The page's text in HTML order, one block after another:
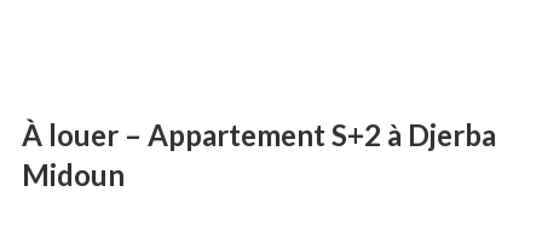
À louer – Appartement S+2 à Djerba
Midoun